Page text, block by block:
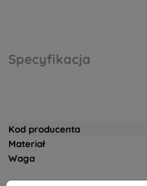
Specyfikacja
Kod producenta
Materiał
Waga